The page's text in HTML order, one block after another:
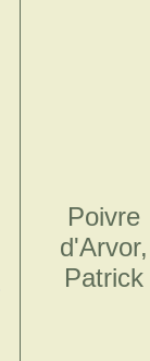
Poivre
d'Arvor,
Patrick